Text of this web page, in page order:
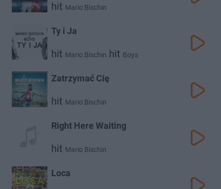
hit Mario Bischin
Ty i Ja
hit Mario Bischin hit Boys
Zatrzymać Cię
hit Mario Bischin
Right Here Waiting
hit Mario Bischin
Loca